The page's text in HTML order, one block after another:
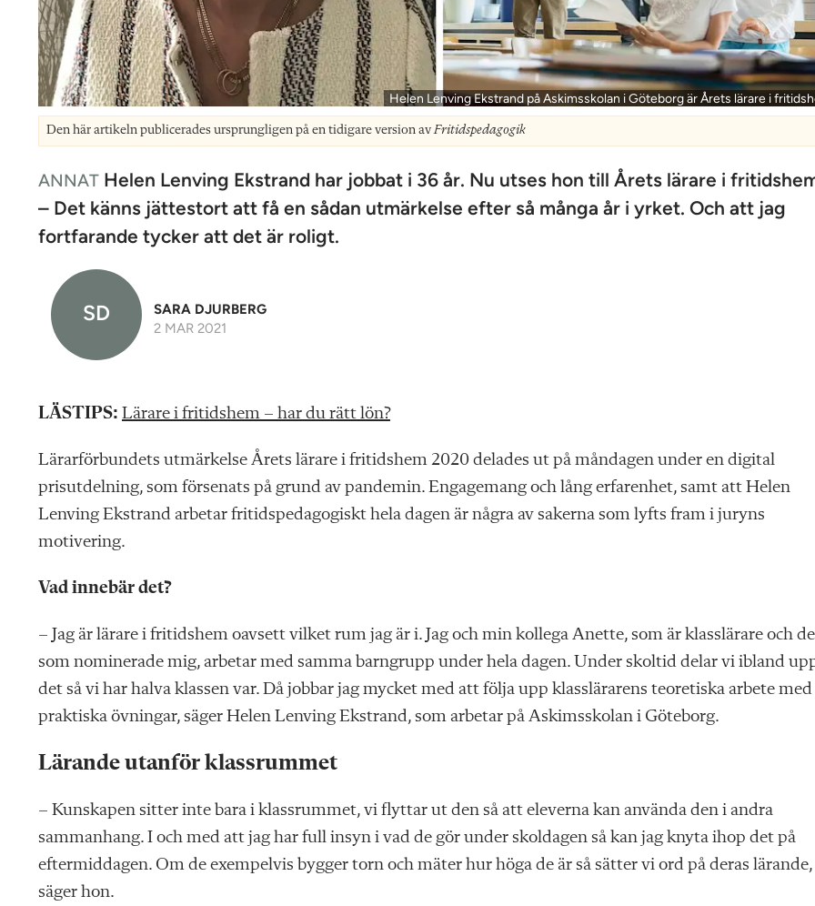
Helen Lenving Ekstrand på Askimsskolan i Göteborg är Årets lärare i
Den här artikeln publicerades ursprungligen på en tidigare version avFritidspedagogik
ANNAT Helen Lenving Ekstrand har jobbat i 36 år. Nu utses hon till Årets lärare i
– Det känns jättestort att få en sådan utmärkelse efter så många år i yrket. Och att jag
fortfarande tycker att det är roligt.
SD
SARA DJURBERG
2 MAR 2021
LÄSTIPS: Lärare i fritidshem – har du rätt lön?
Lärarförbundets utmärkelse Årets lärare i fritidshem 2020 delades ut på måndagen under en digital
prisutdelning, som försenats på grund av pandemin. Engagemang och lång erfarenhet, samt att Helen
Lenving Ekstrand arbetar fritidspedagogiskt hela dagen är några av sakerna som lyfts fram i juryns
motivering.
Vad innebär det?
– Jag är lärare i fritidshem oavsett vilket rum jag är i. Jag och min kollega Anette, som är klasslärare och
som nominerade mig, arbetar med samma barngrupp under hela dagen. Under skoltid delar vi ibland
det så vi har halva klassen var. Då jobbar jag mycket med att följa upp klasslärarens teoretiska arbete med
praktiska övningar, säger Helen Lenving Ekstrand, som arbetar på Askimsskolan i Göteborg.
Lärande utanför klassrummet
– Kunskapen sitter inte bara i klassrummet, vi flyttar ut den så att eleverna kan använda den i andra
sammanhang. I och med att jag har full insyn i vad de gör under skoldagen så kan jag knyta ihop det på
eftermiddagen. Om de exempelvis bygger torn och mäter hur höga de är så sätter vi ord på deras lärande,
säger hon.